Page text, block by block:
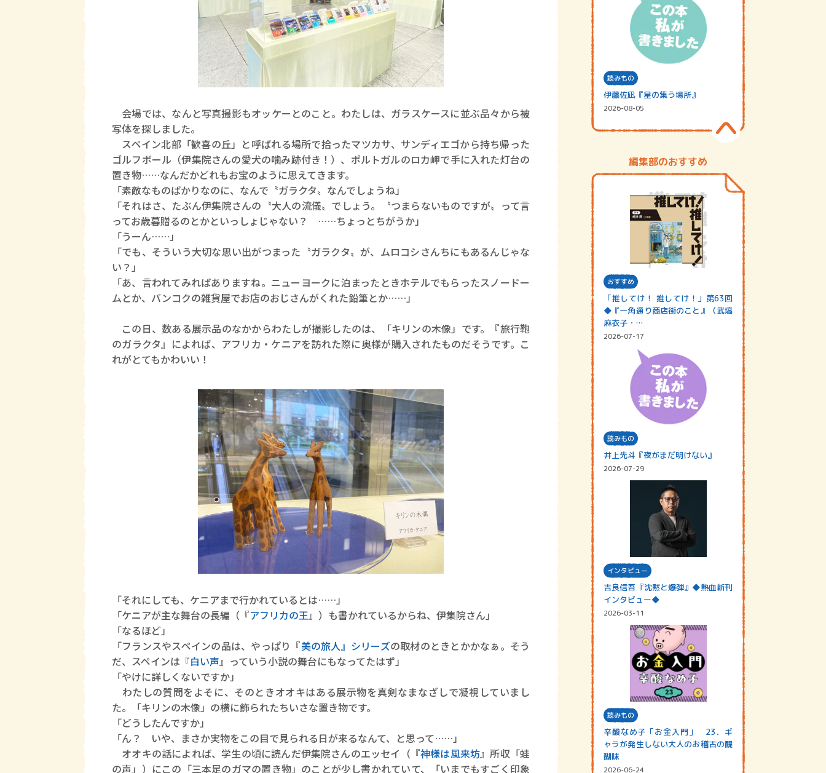
会場では、なんと写真撮影もオッケーとのこと。わたしは、ガラスケースに並ぶ品々から被
写体を探しました。
スペイン北部「歓喜の丘」と呼ばれる場所で拾ったマツカサ、サンディエゴから持ち帰った
ゴルフボール（伊集院さんの愛犬の噛み跡付き！）、ポルトガルのロカ岬で手に入れた灯台の
置き物……なんだかどれもお宝のように思えてきます。
「素敵なものばかりなのに、なんで〝ガラクタ〟なんでしょうね」
「それはさ、たぶん伊集院さんの〝大人の流儀〟でしょう。〝つまらないものですが〟って言
ってお歳暮贈るのとかといっしょじゃない？ ……ちょっとちがうか」
「うーん……」
「でも、そういう大切な思い出がつまった〝ガラクタ〟が、ムロコシさんちにもあるんじゃな
い？」
「あ、言われてみればありますね。ニューヨークに泊まったときホテルでもらったスノードー
ムとか、バンコクの雑貨屋でお店のおじさんがくれた鉛筆とか……」
この日、数ある展示品のなかからわたしが撮影したのは、「キリンの木像」です。『旅行鞄
のガラクタ』によれば、アフリカ・ケニアを訪れた際に奥様が購入されたものだそうです。こ
れがとてもかわいい！
「それにしても、ケニアまで行かれているとは……」
「ケニアが主な舞台の長編（『アフリカの王』）も書かれているからね、伊集院さん」
「なるほど」
「フランスやスペインの品は、やっぱり『美の旅人』シリーズの取材のときとかかなぁ。そう
だ、スペインは『白い声』っていう小説の舞台にもなってたはず」
「やけに詳しくないですか」
わたしの質問をよそに、そのときオオキはある展示物を真剣なまなざしで凝視していまし
た。「キリンの木像」の横に飾られたちいさな置き物です。
「どうしたんですか」
「ん？ いや、まさか実物をこの目で見られる日が来るなんて、と思って……」
オオキの話によれば、学生の頃に読んだ伊集院さんのエッセイ（『神様は風来坊』所収「蛙
の声」）にこの「三本足のガマの置き物」のことが少し書かれていて、「いまでもすごく印象
読みもの
伊藤佐凪『星の集う場所』
2026-08-05
編集部のおすすめ
おすすめ
「推してけ！ 推してけ！」第63回
◆『一角通り商店街のこと』（武塙
麻衣子・…
2026-07-17
読みもの
井上先斗『夜がまだ明けない』
2026-07-29
インタビュー
吉良信吾『沈黙と爆弾』◆熱血新刊
インタビュー◆
2026-03-11
読みもの
辛酸なめ子「お金入門」 23．ギ
ャラが発生しない大人のお稽古の醍
醐味
2026-06-24